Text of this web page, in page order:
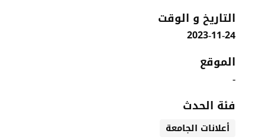
التاريخ و الوقت
2023-11-24
الموقع
-
فئة الحدث
أعلانات الجامعة